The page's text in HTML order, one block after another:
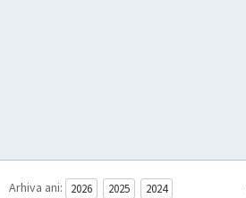
Arhiva ani: 2026 2025
2024